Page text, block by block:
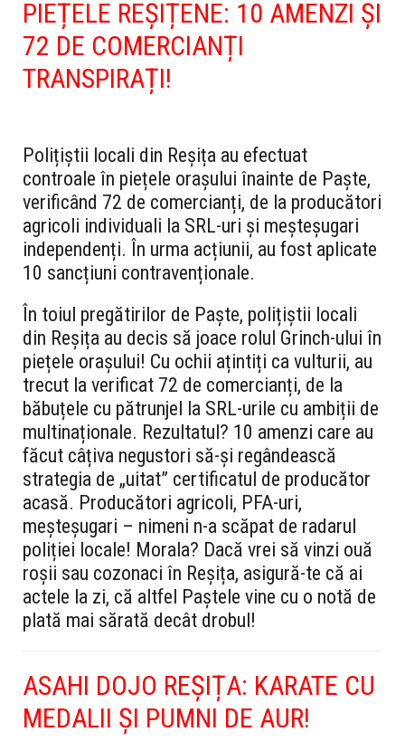
PIEȚELE REȘIȚENE: 10 AMENZI ȘI
72 DE COMERCIANȚI
TRANSPIRAȚI!
Polițiștii locali din Reșița au efectuat
controale în piețele orașului înainte de Paște,
verificând 72 de comercianți, de la producători
agricoli individuali la SRL-uri și meșteșugari
independenți. În urma acțiunii, au fost aplicate
10 sancțiuni contravenționale.
În toiul pregătirilor de Paște, polițiștii locali
din Reșița au decis să joace rolul Grinch-ului în
piețele orașului! Cu ochii ațintiți ca vulturii, au
trecut la verificat 72 de comercianți, de la
băbuțele cu pătrunjel la SRL-urile cu ambiții de
multinaționale. Rezultatul? 10 amenzi care au
făcut câțiva negustori să-și regândească
strategia de „uitat” certificatul de producător
acasă. Producători agricoli, PFA-uri,
meșteșugari – nimeni n-a scăpat de radarul
poliției locale! Morala? Dacă vrei să vinzi ouă
roșii sau cozonaci în Reșița, asigură-te că ai
actele la zi, că altfel Paștele vine cu o notă de
plată mai sărată decât drobul!
ASAHI DOJO REȘIȚA: KARATE CU
MEDALII ȘI PUMNI DE AUR!